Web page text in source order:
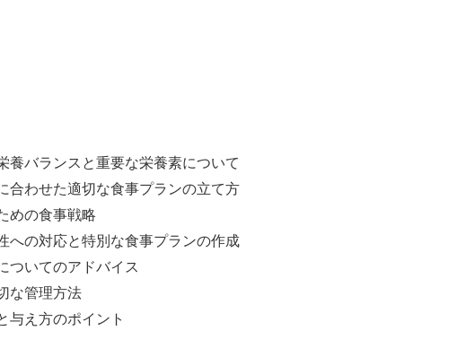
養バランスと重要な栄養素について
合わせた適切な食事プランの立て方
めの食事戦略
への対応と特別な食事プランの作成
ついてのアドバイス
な管理方法
与え方のポイント